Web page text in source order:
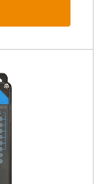
s
g
s
t
o
s